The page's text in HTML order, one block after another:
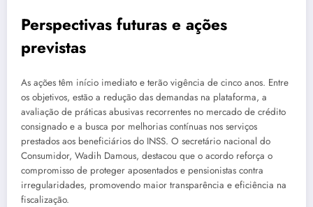
Perspectivas futuras e ações
previstas
As ações têm início imediato e terão vigência de cinco anos. Entre
os objetivos, estão a redução das demandas na plataforma, a
avaliação de práticas abusivas recorrentes no mercado de crédito
consignado e a busca por melhorias contínuas nos serviços
prestados aos beneficiários do INSS. O secretário nacional do
Consumidor, Wadih Damous, destacou que o acordo reforça o
compromisso de proteger aposentados e pensionistas contra
irregularidades, promovendo maior transparência e eficiência na
fiscalização.